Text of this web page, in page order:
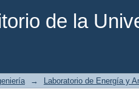
de la
→ Laboratorio de Energía y